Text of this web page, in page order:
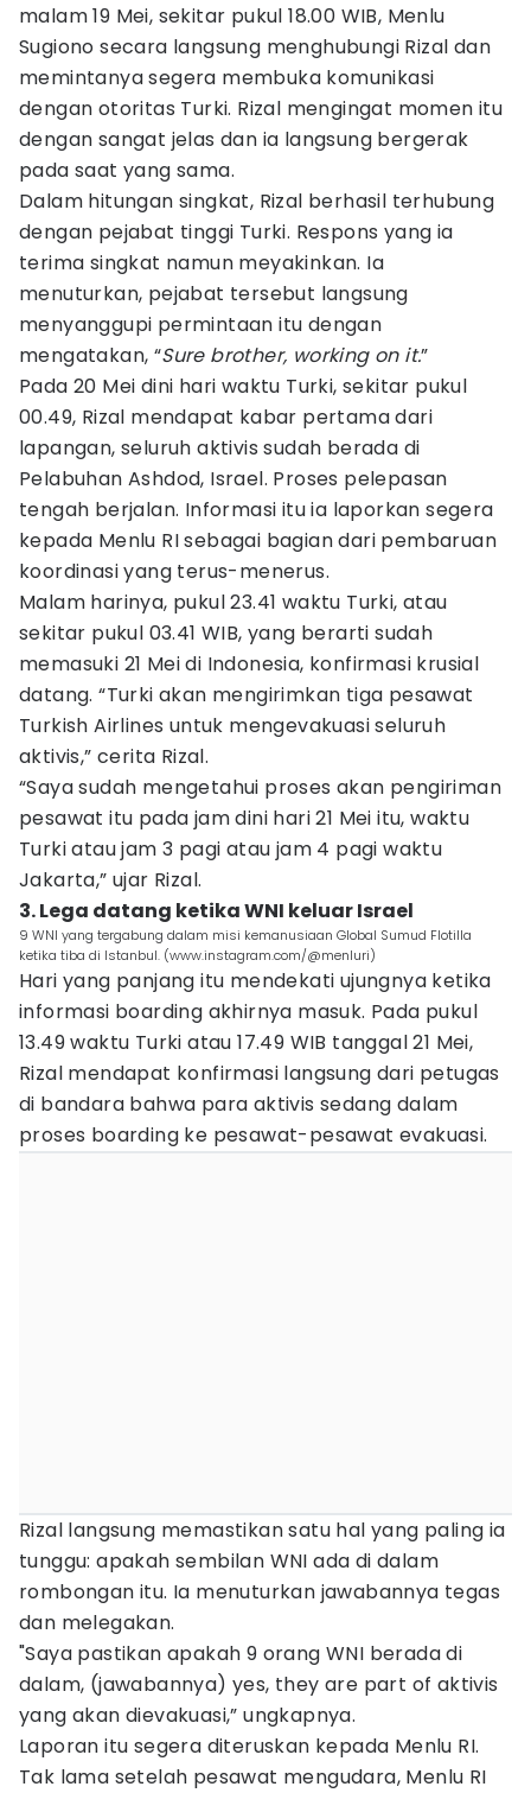
malam 19 Mei, sekitar pukul 18.00 WIB, Menlu
Sugiono secara langsung menghubungi Rizal dan
memintanya segera membuka komunikasi
dengan otoritas Turki. Rizal mengingat momen itu
dengan sangat jelas dan ia langsung bergerak
pada saat yang sama.
Dalam hitungan singkat, Rizal berhasil terhubung
dengan pejabat tinggi Turki. Respons yang ia
terima singkat namun meyakinkan. Ia
menuturkan, pejabat tersebut langsung
menyanggupi permintaan itu dengan
mengatakan, “Sure brother, working on it.”
Pada 20 Mei dini hari waktu Turki, sekitar pukul
00.49, Rizal mendapat kabar pertama dari
lapangan, seluruh aktivis sudah berada di
Pelabuhan Ashdod, Israel. Proses pelepasan
tengah berjalan. Informasi itu ia laporkan segera
kepada Menlu RI sebagai bagian dari pembaruan
koordinasi yang terus-menerus.
Malam harinya, pukul 23.41 waktu Turki, atau
sekitar pukul 03.41 WIB, yang berarti sudah
memasuki 21 Mei di Indonesia, konfirmasi krusial
datang. “Turki akan mengirimkan tiga pesawat
Turkish Airlines untuk mengevakuasi seluruh
aktivis,” cerita Rizal.
“Saya sudah mengetahui proses akan pengiriman
pesawat itu pada jam dini hari 21 Mei itu, waktu
Turki atau jam 3 pagi atau jam 4 pagi waktu
Jakarta,” ujar Rizal.
3. Lega datang ketika WNI keluar Israel
9 WNI yang tergabung dalam misi kemanusiaan Global Sumud Flotilla
ketika tiba di Istanbul. (www.instagram.com/@menluri)
Hari yang panjang itu mendekati ujungnya ketika
informasi boarding akhirnya masuk. Pada pukul
13.49 waktu Turki atau 17.49 WIB tanggal 21 Mei,
Rizal mendapat konfirmasi langsung dari petugas
di bandara bahwa para aktivis sedang dalam
proses boarding ke pesawat-pesawat evakuasi.
Rizal langsung memastikan satu hal yang paling ia
tunggu: apakah sembilan WNI ada di dalam
rombongan itu. Ia menuturkan jawabannya tegas
dan melegakan.
"Saya pastikan apakah 9 orang WNI berada di
dalam, (jawabannya) yes, they are part of aktivis
yang akan dievakuasi,” ungkapnya.
Laporan itu segera diteruskan kepada Menlu RI.
Tak lama setelah pesawat mengudara, Menlu RI